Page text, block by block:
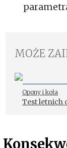
MOŻE
Opony i koła
Test letnich